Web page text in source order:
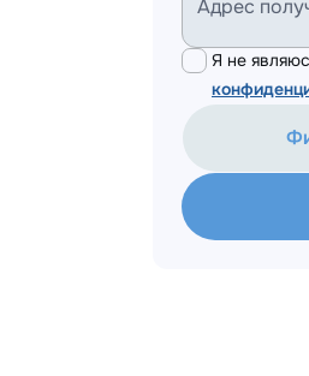
Адрес
Я не